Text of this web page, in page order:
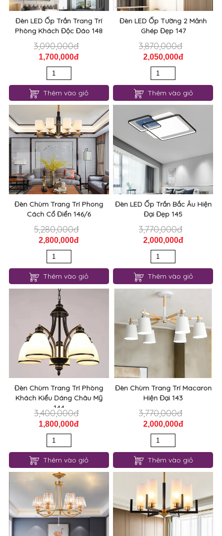
Đèn LED Ốp Trần Trang Trí
Phòng Khách Độc Đáo 148
3,090,000đ
1,700,000đ
Thêm vào giỏ
Đèn LED Ốp Tường 2 Mảnh
Ghép Đẹp 147
3,870,000đ
2,050,000đ
Thêm vào giỏ
Đèn Chùm Trang Trí Phong
Cách Cổ Điển 146/6
5,280,000đ
2,800,000đ
Thêm vào giỏ
Đèn LED Ốp Trần Bắc Âu Hiện
Đại Đẹp 145
3,770,000đ
2,000,000đ
Thêm vào giỏ
Đèn Chùm Trang Trí Phòng
Khách Kiểu Dáng Châu Mỹ
144
3,400,000đ
1,800,000đ
Thêm vào giỏ
Đèn Chùm Trang Trí Macaron
Hiện Đại 143
3,770,000đ
2,000,000đ
Thêm vào giỏ